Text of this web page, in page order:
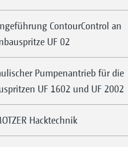
ContourControl an
UF 02
Pumpenantrieb für die
UF 1602 und UF 2002
Hacktechnik